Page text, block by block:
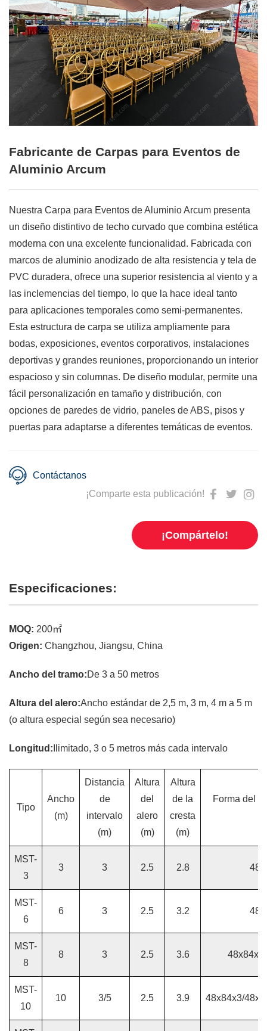
Fabricante de Carpas para Eventos de
Aluminio Arcum
Nuestra Carpa para Eventos de Aluminio Arcum presenta
un diseño distintivo de techo curvado que combina estética
moderna con una excelente funcionalidad. Fabricada con
marcos de aluminio anodizado de alta resistencia y tela de
PVC duradera, ofrece una superior resistencia al viento y a
las inclemencias del tiempo, lo que la hace ideal tanto
para aplicaciones temporales como semi-permanentes.
Esta estructura de carpa se utiliza ampliamente para
bodas, exposiciones, eventos corporativos, instalaciones
deportivas y grandes reuniones, proporcionando un interior
espacioso y sin columnas. De diseño modular, permite una
fácil personalización en tamaño y distribución, con
opciones de paredes de vidrio, paneles de ABS, pisos y
puertas para adaptarse a diferentes temáticas de eventos.
Contáctanos
¡Comparte esta publicación!
¡Compártelo!
Especificaciones:
MOQ: 200㎡
Origen: Changzhou, Jiangsu, China
Ancho del tramo:De 3 a 50 metros
Altura del alero:Ancho estándar de 2,5 m, 3 m, 4 m a 5 m
(o altura especial según sea necesario)
Longitud: Ilimitado, 3 o 5 metros más cada intervalo
Tipo
Ancho
(m)
Distancia
de
intervalo
(m)
Altura
del
alero
(m)
Altura
de la
cresta
(m)
Forma del
MST-
3
3 3 2.5 2.8
MST-
6
6 3 2.5 3.2
MST-
8
8 3 2.5 3.6
MST-
10
10 3/5 2.5 3.9 48x84x3/